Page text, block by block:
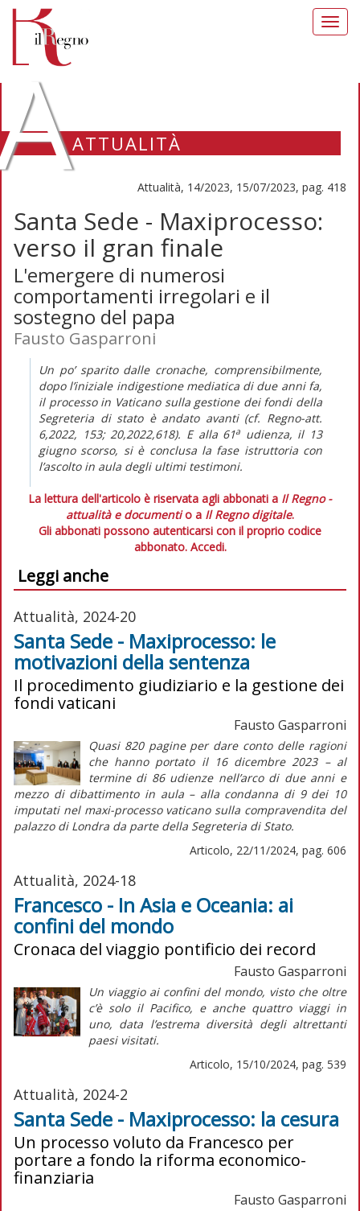
ATTUALITÀ
Attualità, 14/2023, 15/07/2023, pag. 418
Santa Sede - Maxiprocesso:
verso il gran finale
L'emergere di numerosi
comportamenti irregolari e il
sostegno del papa
Fausto Gasparroni
Un po’ sparito dalle cronache, comprensibilmente,
dopo l’iniziale indigestione mediatica di due anni fa,
il processo in Vaticano sulla gestione dei fondi della
Segreteria di stato è andato avanti (cf. Regno-att.
6,2022, 153; 20,2022,618). E alla 61a udienza, il 13
giugno scorso, si è conclusa la fase istruttoria con
l’ascolto in aula degli ultimi testimoni.
La lettura dell'articolo è riservata agli abbonati a Il Regno -
attualità e documentio a Il Regno digitale.
Gli abbonati possono autenticarsi con il proprio codice
abbonato. Accedi.
Leggi anche
Attualità, 2024-20
Santa Sede - Maxiprocesso: le
motivazioni della sentenza
Il procedimento giudiziario e la gestione dei
fondi vaticani
Fausto Gasparroni
Quasi 820 pagine per dare conto delle ragioni
che hanno portato il 16 dicembre 2023 – al
termine di 86 udienze nell’arco di due anni e
mezzo di dibattimento in aula – alla condanna di 9 dei 10
imputati nel maxi-processo vaticano sulla compravendita del
palazzo di Londra da parte della Segreteria di Stato.
Articolo, 22/11/2024, pag. 606
Attualità, 2024-18
Francesco - In Asia e Oceania: ai
confini del mondo
Cronaca del viaggio pontificio dei record
Fausto Gasparroni
Un viaggio ai confini del mondo, visto che oltre
c’è solo il Pacifico, e anche quattro viaggi in
uno, data l’estrema diversità degli altrettanti
paesi visitati.
Articolo, 15/10/2024, pag. 539
Attualità, 2024-2
Santa Sede - Maxiprocesso: la cesura
Un processo voluto da Francesco per
portare a fondo la riforma economico-
finanziaria
Fausto Gasparroni